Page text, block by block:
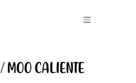
MOO CALIENTE